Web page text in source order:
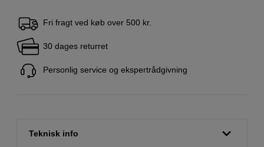
Fri fragt ved køb over 500 kr.
30 dages returret
Personlig service og ekspertrådgivning
Teknisk info